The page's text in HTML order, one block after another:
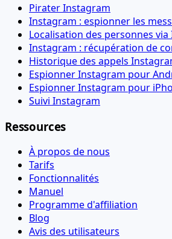
Pirater Instagram
Instagram : espionner les
Localisation des personnes
Instagram : récupération de
Historique des appels
Espionner Instagram pour
Espionner Instagram pour
Suivi Instagram
Ressources
À propos de nous
Tarifs
Fonctionnalités
Manuel
Programme d'affiliation
Blog
Avis des utilisateurs